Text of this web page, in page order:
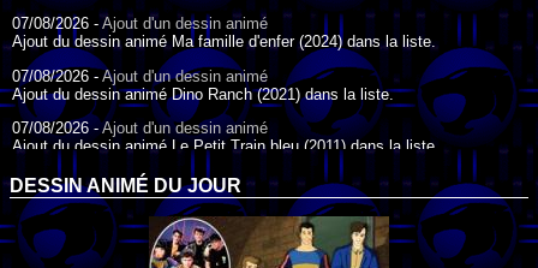
07/08/2026 - Ajout d'un dessin animé
Ajout du dessin animé Ma famille d'enfer (2024) dans la liste.
07/08/2026 -Ajout d'un dessin animé
Ajout du dessin animé Dino Ranch (2021) dans la liste.
07/08/2026 -Ajout d'un dessin animé
Ajout du dessin animé Le Petit Train bleu (2011) dans la liste.
07/08/2026 -Ajout d'un dessin animé
Ajout du dessin animé Agent Spécial Oso (2009) dans la liste.
17/07/2026 -
Ajout d'un dessin animé
Ajout du dessin animé Peter Pan (1988) dans la liste.
DESSIN ANIMÉ DU JOUR